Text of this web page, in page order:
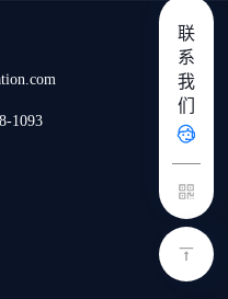
1093
联
系
我
们